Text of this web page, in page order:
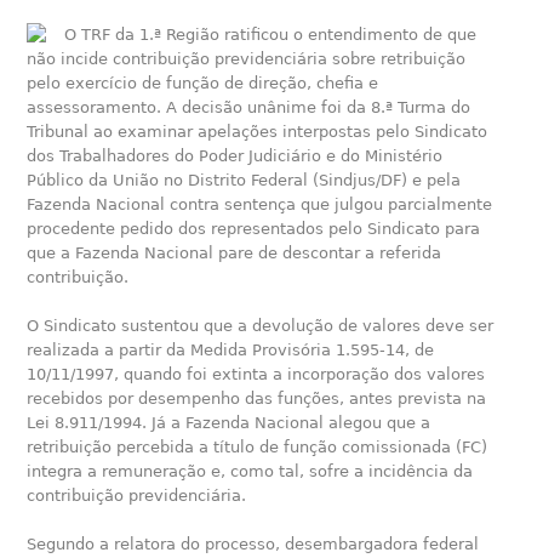
O TRF da 1.ª Região ratificou o entendimento de que
não incide contribuição previdenciária sobre retribuição
pelo exercício de função de direção, chefia e
assessoramento. A decisão unânime foi da 8.ª Turma do
Tribunal ao examinar apelações interpostas pelo Sindicato
dos Trabalhadores do Poder Judiciário e do Ministério
Público da União no Distrito Federal (Sindjus/DF) e pela
Fazenda Nacional contra sentença que julgou parcialmente
procedente pedido dos representados pelo Sindicato para
que a Fazenda Nacional pare de descontar a referida
contribuição.
O Sindicato sustentou que a devolução de valores deve ser
realizada a partir da Medida Provisória 1.595-14, de
10/11/1997, quando foi extinta a incorporação dos valores
recebidos por desempenho das funções, antes prevista na
Lei 8.911/1994. Já a Fazenda Nacional alegou que a
retribuição percebida a título de função comissionada (FC)
integra a remuneração e, como tal, sofre a incidência da
contribuição previdenciária.
Segundo a relatora do processo, desembargadora federal